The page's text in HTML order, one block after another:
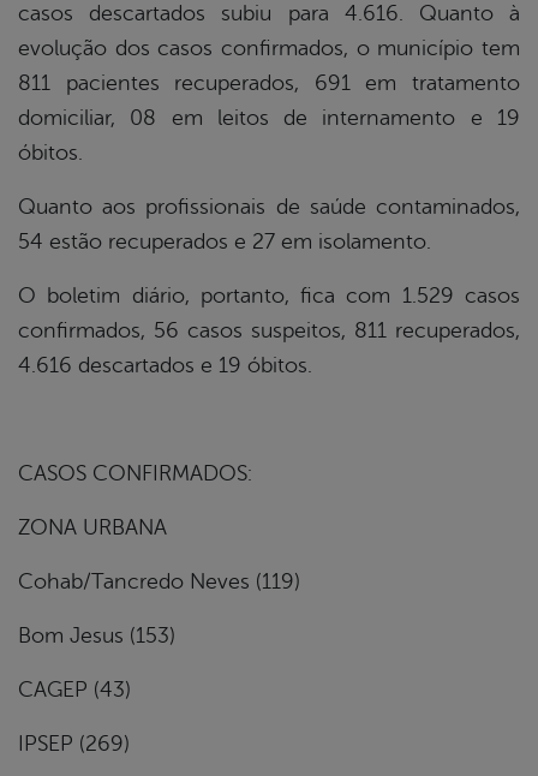
casos descartados subiu para 4.616. Quanto à
evolução dos casos confirmados, o município tem
811 pacientes recuperados, 691 em tratamento
domiciliar, 08 em leitos de internamento e 19
óbitos.
Quanto aos profissionais de saúde contaminados,
54 estão recuperados e 27 em isolamento.
O boletim diário, portanto, fica com 1.529 casos
confirmados, 56 casos suspeitos, 811 recuperados,
4.616 descartados e 19 óbitos.
CASOS CONFIRMADOS:
ZONA URBANA
Cohab/Tancredo Neves (119)
Bom Jesus (153)
CAGEP (43)
IPSEP (269)